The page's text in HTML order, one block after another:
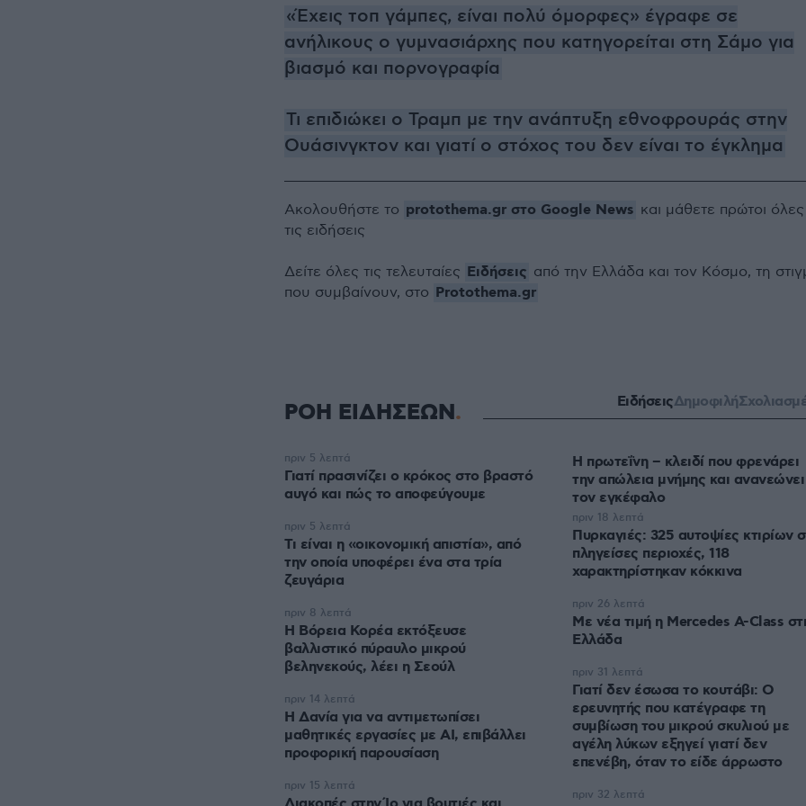
«Έχεις τοπ γάμπες, είναι πολύ όμορφες» έγραφε σε
ανήλικους ο γυμνασιάρχης που κατηγορείται στη Σάμο για
βιασμό και πορνογραφία
Τι επιδιώκει ο Τραμπ με την ανάπτυξη εθνοφρουράς στην
Ουάσινγκτον και γιατί ο στόχος του δεν είναι το έγκλημα
Ακολουθήστε το protothema.gr στο Google News και μάθετε πρώτοι όλες
τις ειδήσεις
Δείτε όλες τις τελευταίες Ειδήσεις από την Ελλάδα και τον Κόσμο, τη
που συμβαίνουν, στο Protothema.gr
ΡΟΗ ΕΙΔΗΣΕΩΝ ΕιδήσειςΔημοφιλή
Γιατί πρασινίζει ο κρόκος στο βραστό
αυγό και πώς το αποφεύγουμε
πριν 5 λεπτά
Τι είναι η «οικονομική απιστία», από
την οποία υποφέρει ένα στα τρία
ζευγάρια
πριν 5 λεπτά
Η Βόρεια Κορέα εκτόξευσε
βαλλιστικό πύραυλο μικρού
βεληνεκούς, λέει η Σεούλ
πριν 8 λεπτά
Η Δανία για να αντιμετωπίσει
μαθητικές εργασίες με AI, επιβάλλει
προφορική παρουσίαση
πριν 14 λεπτά
πριν 15 λεπτά
Η πρωτεΐνη – κλειδί που φρενάρει
την απώλεια μνήμης και ανανεώνει
τον εγκέφαλο
Πυρκαγιές: 325 αυτοψίες κτιρίων
πληγείσες περιοχές, 118
χαρακτηρίστηκαν κόκκινα
πριν 18 λεπτά
Με νέα τιμή η Mercedes A-Class
Ελλάδα
πριν 26 λεπτά
Γιατί δεν έσωσα το κουτάβι: Ο
ερευνητής που κατέγραφε τη
συμβίωση του μικρού σκυλιού με
αγέλη λύκων εξηγεί γιατί δεν
επενέβη, όταν το είδε άρρωστο
πριν 31 λεπτά
πριν 32 λεπτά